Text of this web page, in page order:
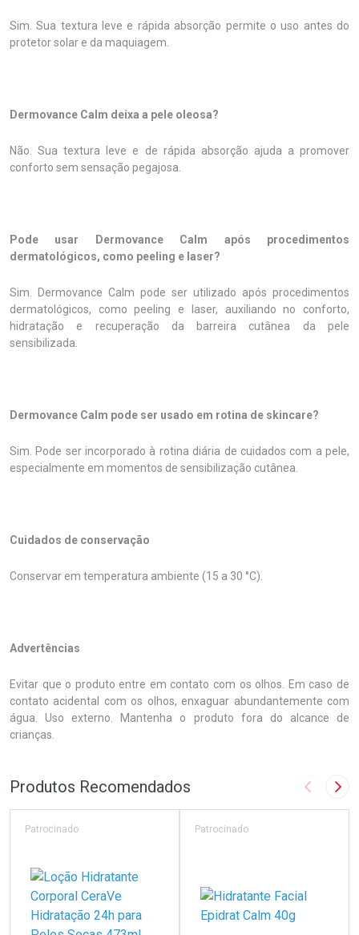
Sim. Sua textura leve e rápida absorção permite o uso antes do
protetor solar e da maquiagem.
Dermovance Calm deixa a pele oleosa?
Não. Sua textura leve e de rápida absorção ajuda a promover
conforto sem sensação pegajosa.
Pode usar Dermovance Calm após procedimentos
dermatológicos, como peeling e laser?
Sim. Dermovance Calm pode ser utilizado após procedimentos
dermatológicos, como peeling e laser, auxiliando no conforto,
hidratação e recuperação da barreira cutânea da pele
sensibilizada.
Dermovance Calm pode ser usado em rotina de skincare?
Sim. Pode ser incorporado à rotina diária de cuidados com a pele,
especialmente em momentos de sensibilização cutânea.
Cuidados de conservação
Conservar em temperatura ambiente (15 a 30 °C).
Advertências
Evitar que o produto entre em contato com os olhos. Em caso de
contato acidental com os olhos, enxaguar abundantemente com
água. Uso externo. Mantenha o produto fora do alcance de
crianças.
Produtos Recomendados Imagem
Patrocinado Patrocinado